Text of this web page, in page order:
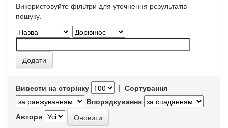
Використовуйте фільтри для уточнення результатів
пошуку.
Вивести на сторінку | Сортування
Впорядкування
Автори